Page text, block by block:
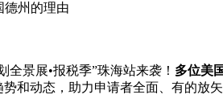
德州的理由
全景展•报税季”珠海站来袭！ 多位美
和动态，助力申请者全面、有的放